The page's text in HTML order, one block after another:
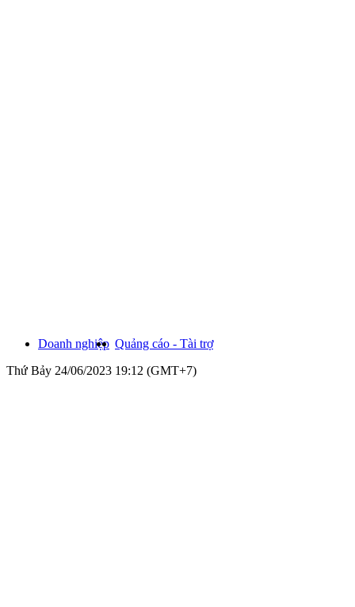
Doanh nghiệp Quảng cáo - Tài trợ
Thứ Bảy 24/06/2023 19:12 (GMT+7)